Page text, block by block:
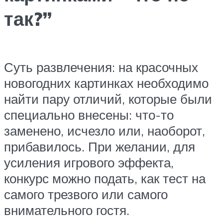
так?”
Суть развлечения: на красочных
новогодних картинках необходимо
найти пару отличий, которые были
специально внесены: что-то
заменено, исчезло или, наоборот,
прибавилось. При желании, для
усиления игрового эффекта,
конкурс можно подать, как тест на
самого трезвого или самого
внимательного гостя.